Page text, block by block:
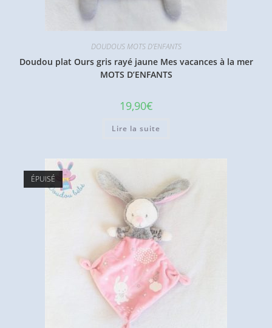
DOUDOUS MOTS D'ENFANTS
Doudou plat Ours gris rayé jaune Mes vacances à la mer
MOTS D’ENFANTS
19,90€
Lire la suite
ÉPUISÉ